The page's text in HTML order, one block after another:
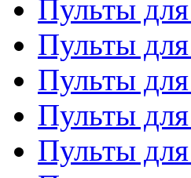
Пульты
Пульты для
Пульты
Пульты
Пульты